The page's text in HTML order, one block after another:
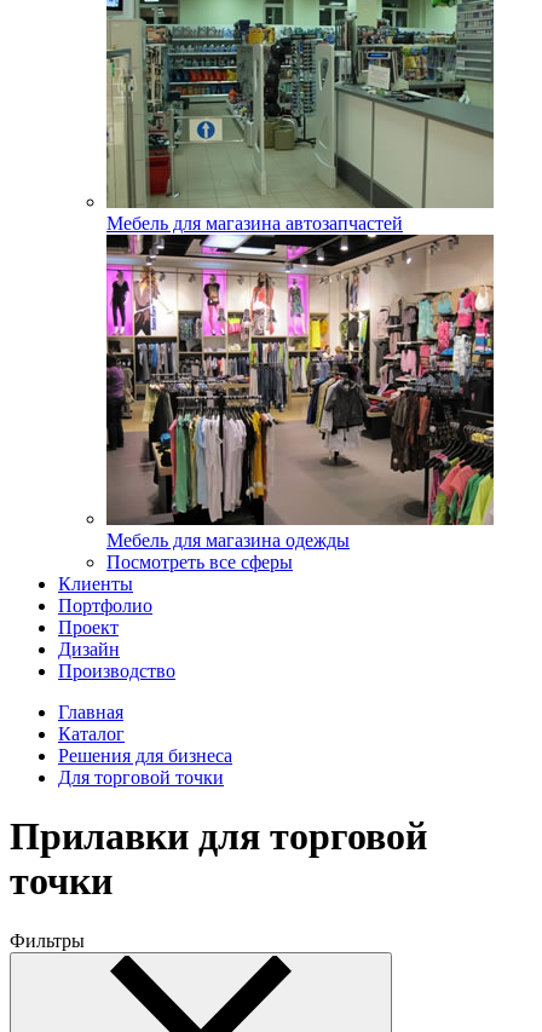
Мебель для магазина автозапчастей
Мебель для магазина одежды
Посмотреть все сферы
Клиенты
Портфолио
Проект
Дизайн
Производство
Главная
Каталог
Решения для бизнеса
Для торговой точки
Прилавки для торговой
точки
Фильтры